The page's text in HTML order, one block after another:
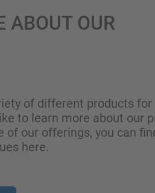
ABOUT OUR
of different products for
to learn more about our
our offerings, you can
here.